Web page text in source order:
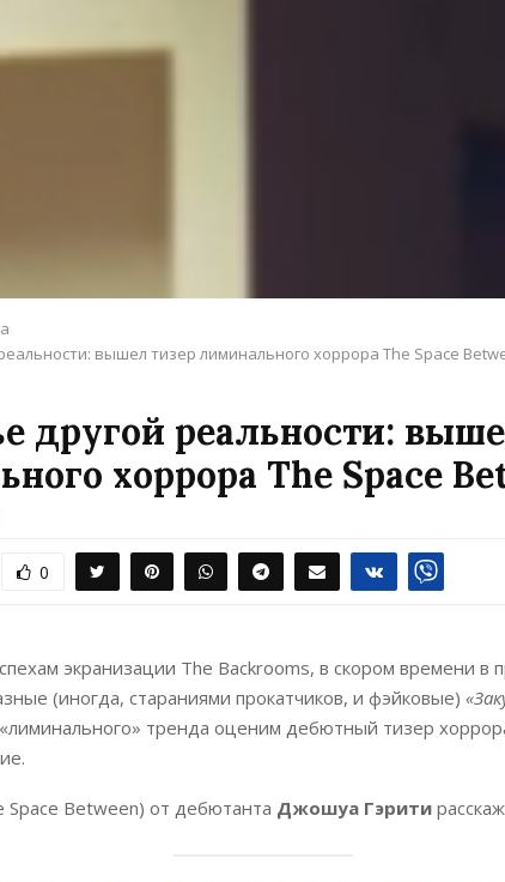
вышел тизер лиминального хоррора The Space
другой реальности:
хоррора The Space
0
экранизации The Backrooms, в скором времени в
(иногда, стараниями прокатчиков, и фэйковые)
тренда оценим дебютный тизер
Between) от дебютанта Джошуа Гэрити